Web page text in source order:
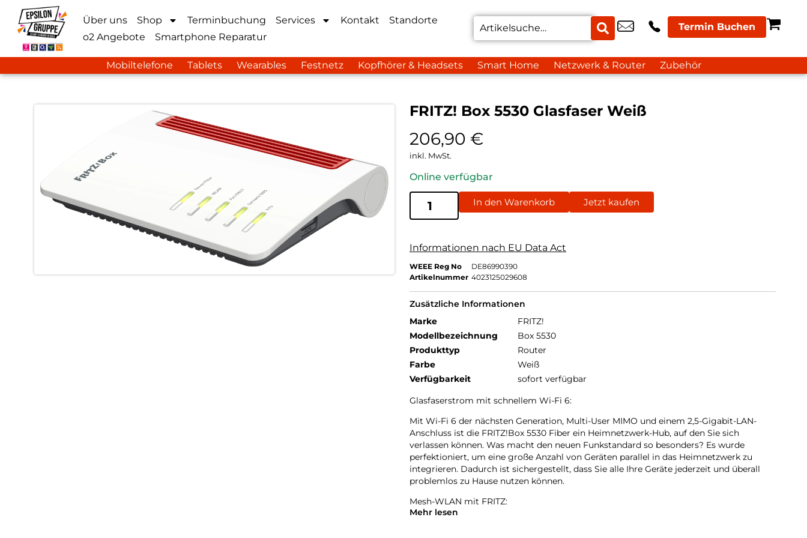
Über uns Shop Terminbuchung Services Kontakt
Standorte
o2 Angebote
Smartphone Reparatur
Termin Buchen
Mobiltelefone Tablets Wearables Festnetz Kopfhörer & Headsets Smart Home Netzwerk & Router Zubehör
FRITZ! Box 5530 Glasfaser Weiß
206,90 €
inkl. MwSt.
Online verfügbar
In den Warenkorb Jetzt kaufen
Informationen nach EU Data Act
WEEE Reg No
DE86990390
Artikelnummer 4023125029608
Zusätzliche Informationen
Marke
FRITZ!
Modellbezeichnung
Box 5530
Produkttyp
Router
Farbe
Weiß
Verfügbarkeit
sofort verfügbar
Glasfaserstrom mit schnellem Wi-Fi 6:
Mit Wi-Fi 6 der nächsten Generation, Multi-User MIMO und einem 2,5-Gigabit-LAN-
Anschluss ist die FRITZ!Box 5530 Fiber ein Heimnetzwerk-Hub, auf den Sie sich
verlassen können. Was macht den neuen Funkstandard so besonders? Es wurde
perfektioniert, um eine große Anzahl von Geräten parallel in das Heimnetzwerk zu
integrieren. Dadurch ist sichergestellt, dass Sie alle Ihre Geräte jederzeit und überall
problemlos zu Hause nutzen können.
Mesh-WLAN mit FRITZ:
Mehr lesen